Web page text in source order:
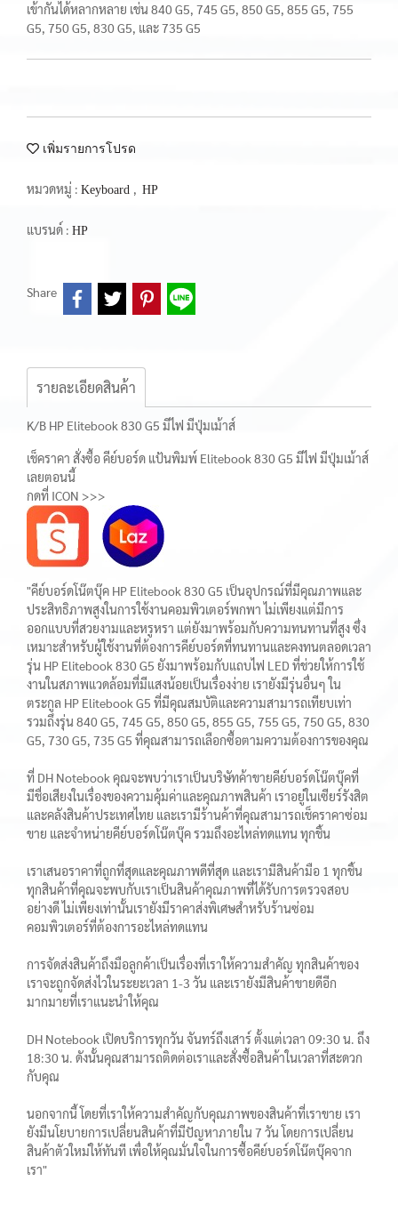
เข้ากันได้หลากหลาย เช่น 840 G5, 745 G5, 850 G5, 855 G5, 755
G5, 750 G5, 830 G5, และ 735 G5
เพิ่มรายการโปรด
หมวดหมู่ : Keyboard , HP
แบรนด์ : HP
Share
รายละเอียดสินค้า
K/B HP Elitebook 830 G5 มีไฟ มีปุ่มเม้าส์
เช็คราคา สั่งซื้อ คีย์บอร์ด แป้นพิมพ์ Elitebook 830 G5 มีไฟ มีปุ่มเม้าส์
เลยตอนนี้
กดที่ ICON >>>
"คีย์บอร์ดโน๊ตบุ๊ค HP Elitebook 830 G5 เป็นอุปกรณ์ที่มีคุณภาพและ
ประสิทธิภาพสูงในการใช้งานคอมพิวเตอร์พกพา ไม่เพียงแต่มีการ
ออกแบบที่สวยงามและหรูหรา แต่ยังมาพร้อมกับความทนทานที่สูง ซึ่ง
เหมาะสำหรับผู้ใช้งานที่ต้องการคีย์บอร์ดที่ทนทานและคงทนตลอดเวลา
รุ่น HP Elitebook 830 G5 ยังมาพร้อมกับแถบไฟ LED ที่ช่วยให้การใช้
งานในสภาพแวดล้อมที่มีแสงน้อยเป็นเรื่องง่าย เรายังมีรุ่นอื่นๆ ใน
ตระกูล HP Elitebook G5 ที่มีคุณสมบัติและความสามารถเทียบเท่า
รวมถึงรุ่น 840 G5, 745 G5, 850 G5, 855 G5, 755 G5, 750 G5, 830
G5, 730 G5, 735 G5 ที่คุณสามารถเลือกซื้อตามความต้องการของคุณ
ที่ DH Notebook คุณจะพบว่าเราเป็นบริษัทค้าขายคีย์บอร์ดโน๊ตบุ๊คที่
มีชื่อเสียงในเรื่องของความคุ้มค่าและคุณภาพสินค้า เราอยู่ในเซียร์รังสิต
และคลังสินค้าประเทศไทย และเรามีร้านค้าที่คุณสามารถเช็คราคาซ่อม
ขาย และจำหน่ายคีย์บอร์ดโน๊ตบุ๊ค รวมถึงอะไหล่ทดแทน ทุกชิ้น
เราเสนอราคาที่ถูกที่สุดและคุณภาพดีที่สุด และเรามีสินค้ามือ 1 ทุกชิ้น
ทุกสินค้าที่คุณจะพบกับเราเป็นสินค้าคุณภาพที่ได้รับการตรวจสอบ
อย่างดี ไม่เพียงเท่านั้นเรายังมีราคาส่งพิเศษสำหรับร้านซ่อม
คอมพิวเตอร์ที่ต้องการอะไหล่ทดแทน
การจัดส่งสินค้าถึงมือลูกค้าเป็นเรื่องที่เราให้ความสำคัญ ทุกสินค้าของ
เราจะถูกจัดส่งไวในระยะเวลา 1-3 วัน และเรายังมีสินค้าขายดีอีก
มากมายที่เราแนะนำให้คุณ
DH Notebook เปิดบริการทุกวัน จันทร์ถึงเสาร์ ตั้งแต่เวลา 09:30 น. ถึง
18:30 น. ดังนั้นคุณสามารถติดต่อเราและสั่งซื้อสินค้าในเวลาที่สะดวก
กับคุณ
นอกจากนี้ โดยที่เราให้ความสำคัญกับคุณภาพของสินค้าที่เราขาย เรา
ยังมีนโยบายการเปลี่ยนสินค้าที่มีปัญหาภายใน 7 วัน โดยการเปลี่ยน
สินค้าตัวใหม่ให้ทันที เพื่อให้คุณมั่นใจในการซื้อคีย์บอร์ดโน๊ตบุ๊คจาก
เรา"